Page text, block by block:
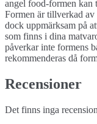
angel food-formen kan
Formen är tillverkad
dock uppmärksam på
som finns i dina
påverkar inte formens
rekommenderas då
Recensioner
Det finns inga